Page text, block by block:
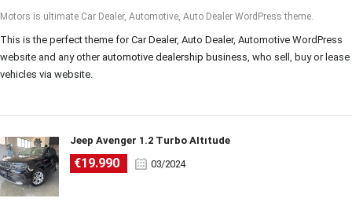
Motors is ultimate Car Dealer, Automotive, Auto Dealer WordPress theme.
This is the perfect theme for Car Dealer, Auto Dealer, Automotive WordPress
website and any other automotive dealership business, who sell, buy or lease
vehicles via website.
Jeep Avenger 1.2 Turbo Altitude
€19.990 03/2024